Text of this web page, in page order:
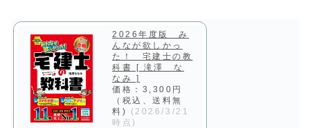
2026年度版 み
んなが欲しかっ
た！ 宅建士の教
科書 [ 滝澤 な
なみ ]
価格：3,300円
（税込、送料無
料)
(2026/3/21
時点)